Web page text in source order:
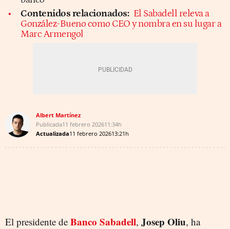
Contenidos relacionados: El Sabadell releva a
González-Bueno como CEO y nombra en su lugar a
Marc Armengol
Albert Martínez
Publicada11 febrero 202611:34h
Actualizada11 febrero 202613:21h
El presidente de Banco Sabadell, Josep Oliu, ha